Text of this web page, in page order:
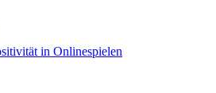
in Onlinespielen